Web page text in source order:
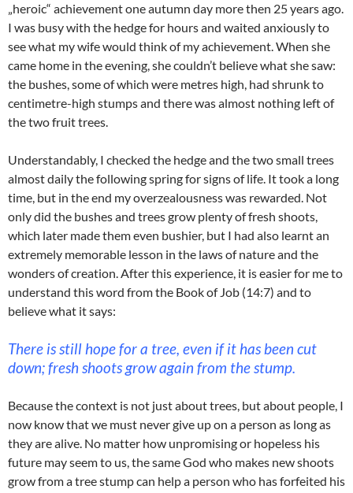
„heroic“ achievement one autumn day more then 25 years ago.
I was busy with the hedge for hours and waited anxiously to
see what my wife would think of my achievement. When she
came home in the evening, she couldn’t believe what she saw:
the bushes, some of which were metres high, had shrunk to
centimetre-high stumps and there was almost nothing left of
the two fruit trees.
Understandably, I checked the hedge and the two small trees
almost daily the following spring for signs of life. It took a long
time, but in the end my overzealousness was rewarded. Not
only did the bushes and trees grow plenty of fresh shoots,
which later made them even bushier, but I had also learnt an
extremely memorable lesson in the laws of nature and the
wonders of creation. After this experience, it is easier for me to
understand this word from the Book of Job (14:7) and to
believe what it says:
There is still hope for a tree, even if it has been cut
down; fresh shoots grow again from the stump.
Because the context is not just about trees, but about people, I
now know that we must never give up on a person as long as
they are alive. No matter how unpromising or hopeless his
future may seem to us, the same God who makes new shoots
grow from a tree stump can help a person who has forfeited his